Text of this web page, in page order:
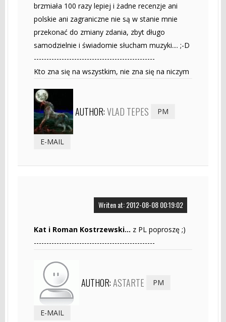
brzmiała 100 razy lepiej i żadne recenzje ani
polskie ani zagraniczne nie są w stanie mnie
przekonać do zmiany zdania, zbyt długo
samodzielnie i świadomie słucham muzyki.... ;-D
------------------------------------------------
Kto zna się na wszystkim, nie zna się na niczym
AUTHOR:VLAD TEPES PM
E-MAIL
Writen at: 2012-08-08 00:19:02
Kat i Roman Kostrzewski... z PL poproszę ;)
------------------------------------------------
AUTHOR:ASTARTE PM
E-MAIL